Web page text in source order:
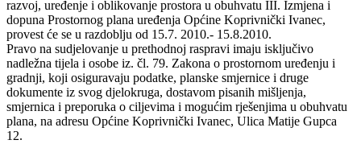
razvoj, uređenje i oblikovanje prostora u obuhvatu III. Izmjena i
dopuna Prostornog plana uređenja Općine Koprivnički Ivanec,
provest će se u razdoblju od 15.7. 2010.- 15.8.2010.
Pravo na sudjelovanje u prethodnoj raspravi imaju isključivo
nadležna tijela i osobe iz. čl. 79. Zakona o prostornom uređenju i
gradnji, koji osiguravaju podatke, planske smjernice i druge
dokumente iz svog djelokruga, dostavom pisanih mišljenja,
smjernica i preporuka o ciljevima i mogućim rješenjima u obuhvatu
plana, na adresu Općine Koprivnički Ivanec, Ulica Matije Gupca
12.